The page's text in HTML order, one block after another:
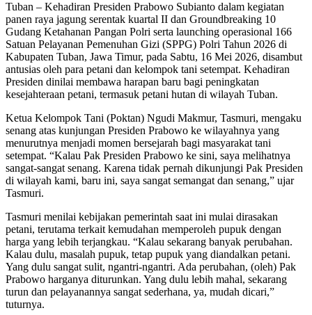
Tuban – Kehadiran Presiden Prabowo Subianto dalam kegiatan
panen raya jagung serentak kuartal II dan Groundbreaking 10
Gudang Ketahanan Pangan Polri serta launching operasional 166
Satuan Pelayanan Pemenuhan Gizi (SPPG) Polri Tahun 2026 di
Kabupaten Tuban, Jawa Timur, pada Sabtu, 16 Mei 2026, disambut
antusias oleh para petani dan kelompok tani setempat. Kehadiran
Presiden dinilai membawa harapan baru bagi peningkatan
kesejahteraan petani, termasuk petani hutan di wilayah Tuban.
Ketua Kelompok Tani (Poktan) Ngudi Makmur, Tasmuri, mengaku
senang atas kunjungan Presiden Prabowo ke wilayahnya yang
menurutnya menjadi momen bersejarah bagi masyarakat tani
setempat. “Kalau Pak Presiden Prabowo ke sini, saya melihatnya
sangat-sangat senang. Karena tidak pernah dikunjungi Pak Presiden
di wilayah kami, baru ini, saya sangat semangat dan senang,” ujar
Tasmuri.
Tasmuri menilai kebijakan pemerintah saat ini mulai dirasakan
petani, terutama terkait kemudahan memperoleh pupuk dengan
harga yang lebih terjangkau. “Kalau sekarang banyak perubahan.
Kalau dulu, masalah pupuk, tetap pupuk yang diandalkan petani.
Yang dulu sangat sulit, ngantri-ngantri. Ada perubahan, (oleh) Pak
Prabowo harganya diturunkan. Yang dulu lebih mahal, sekarang
turun dan pelayanannya sangat sederhana, ya, mudah dicari,”
tuturnya.